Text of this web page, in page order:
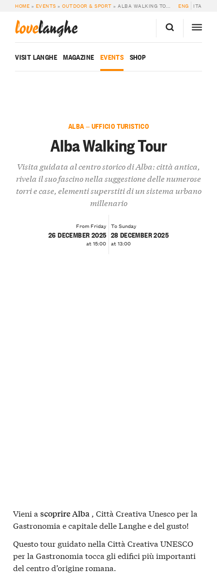
HOME » EVENTS »OUTDOOR & SPORT »ALBA WALKING TOUR ENG ITA
lovelanghe
VISIT LANGHE MAGAZINE EVENTS SHOP
ALBA — UFFICIO TURISTICO
Alba Walking Tour
Visita guidata al centro storico di Alba: città antica,
rivela il suo fascino nella suggestione delle numerose
torri e case, elementi superstiti di un sistema urbano
millenario
From Friday
26 DECEMBER 2025
at 15:00
To Sunday
28 DECEMBER 2025
at 13:00
Vieni a scoprire Alba , Città Creativa Unesco per la
Gastronomia e capitale delle Langhe e del gusto!
Questo tour guidato nella Città Creativa UNESCO
per la Gastronomia tocca gli edifici più importanti
del centro d’origine romana.